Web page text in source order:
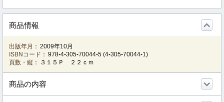
商品情報
出版年月： 2009年10月
ISBNコード： 978-4-305-70044-5 (4-305-70044-1)
頁数・縦：
３１５Ｐ ２２ｃｍ
商品の内容